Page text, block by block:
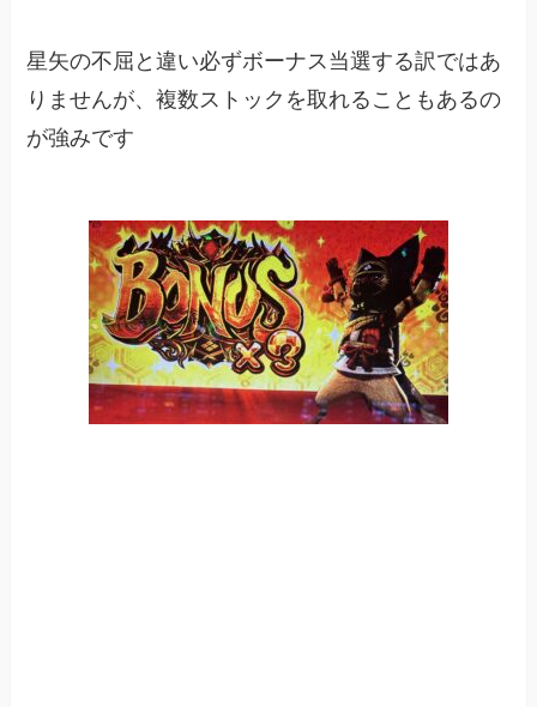
星矢の不屈と違い必ずボーナス当選する訳ではあ
りませんが、複数ストックを取れることもあるの
が強みです